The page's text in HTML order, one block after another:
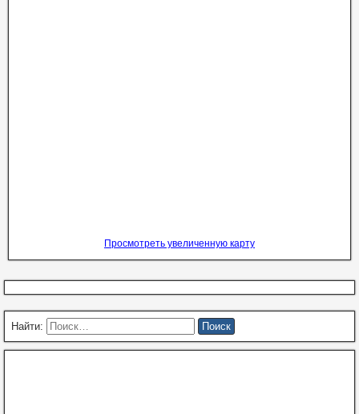
Просмотреть увеличенную карту
Найти: